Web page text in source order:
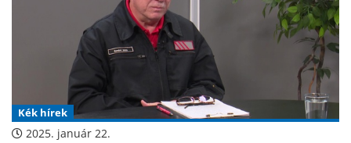
Kék hírek
2025. január 22.